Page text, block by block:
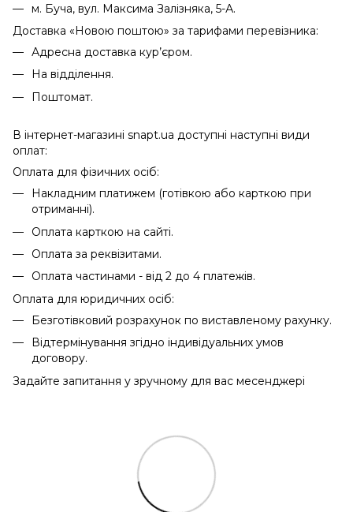
м. Буча, вул. Максима Залізняка, 5-А.
Доставка «Новою поштою» за тарифами перевізника:
Адресна доставка кур’єром.
На відділення.
Поштомат.
В інтернет-магазині snapt.ua доступні наступні види
оплат:
Оплата для фізичних осіб:
Накладним платижем (готівкою або карткою при
отриманні).
Оплата карткою на сайті.
Оплата за реквізитами.
Оплата частинами - від 2 до 4 платежів.
Оплата для юридичних осіб:
Безготівковий розрахунок по виставленому рахунку.
Відтермінування згідно індивідуальних умов
договору.
Задайте запитання у зручному для вас месенджері